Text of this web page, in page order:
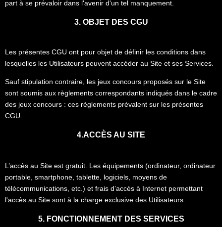
part à se prévaloir dans l'avenir d'un tel manquement.
3. OBJET DES CGU
Les présentes CGU ont pour objet de définir les conditions dans
lesquelles les Utilisateurs peuvent accéder au Site et ses Services.
Sauf stipulation contraire, les jeux concours proposés sur le Site
sont soumis aux règlements correspondants indiqués dans le cadre
des jeux concours : ces règlements prévalent sur les présentes
CGU.
4.ACCÈS AU SITE
L’accès au Site est gratuit. Les équipements (ordinateur, ordinateur
portable, smartphone, tablette, logiciels, moyens de
télécommunications, etc.) et frais d’accès à Internet permettant
l'accès au Site sont à la charge exclusive des Utilisateurs.
5. FONCTIONNEMENT DES SERVICES